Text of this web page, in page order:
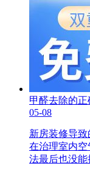
甲醛去除的
05-08
新房装修导致
在治理室内
法最后也没能